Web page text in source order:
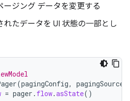
ージング データを変更する
れたデータを UI 状態の一部とし
(pagingConfig,
= pager . flow.asState()